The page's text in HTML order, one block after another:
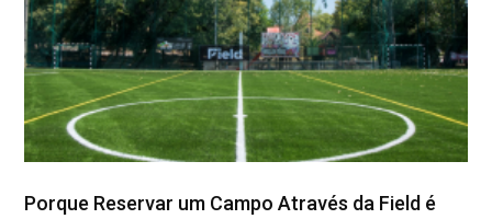
Porque Reservar um Campo Através da Field é